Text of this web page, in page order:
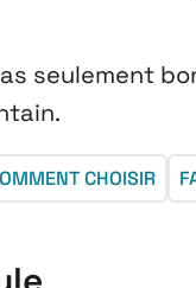
seulement
.
CHOISIR